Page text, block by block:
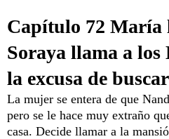
Capítulo 72 María
Soraya llama a los
la excusa de
La mujer se entera de que
pero se le hace muy extraño
casa. Decide llamar a la